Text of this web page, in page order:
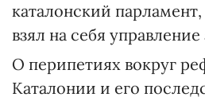
каталонский
взял на себя
О перипетиях вокруг
Каталонии и его